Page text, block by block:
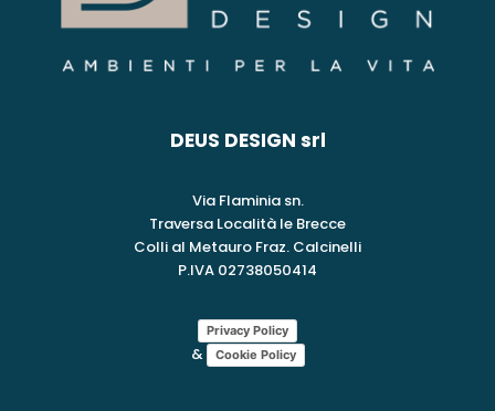
DEUS DESIGN srl
Via Flaminia sn.
Traversa Località le Brecce
Colli al Metauro Fraz. Calcinelli
P.IVA 02738050414
Privacy Policy
& Cookie Policy